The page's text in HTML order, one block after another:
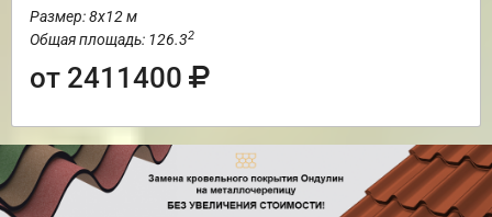
Размер: 8х12 м
Общая площадь: 126.32
от 2411400